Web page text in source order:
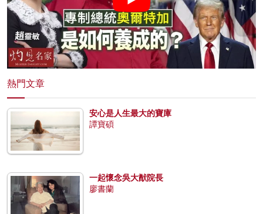
熱門文章
安心是人生最大的寶庫
譚寶碩
一起懷念吳大猷院長
廖書蘭